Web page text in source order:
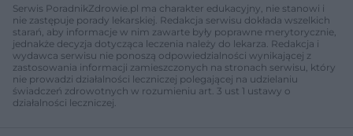
Serwis PoradnikZdrowie.pl ma charakter edukacyjny, nie stanowi i
nie zastępuje porady lekarskiej. Redakcja serwisu dokłada wszelkich
starań, aby informacje w nim zawarte były poprawne merytorycznie,
jednakże decyzja dotycząca leczenia należy do lekarza. Redakcja i
wydawca serwisu nie ponoszą odpowiedzialności wynikającej z
zastosowania informacji zamieszczonych na stronach serwisu, który
nie prowadzi działalności leczniczej polegającej na udzielaniu
świadczeń zdrowotnych w rozumieniu art. 3 ust 1 ustawy o
działalności leczniczej.